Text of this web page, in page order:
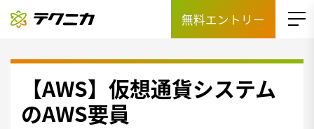
無料エントリー
【AWS】仮想通貨システム
のAWS要員